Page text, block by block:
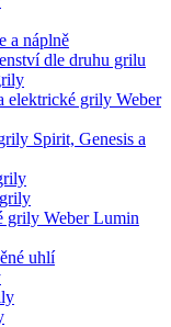
a náplně
dle druhu grilu
elektrické grily Weber
Spirit, Genesis a
grily Weber Lumin
uhlí